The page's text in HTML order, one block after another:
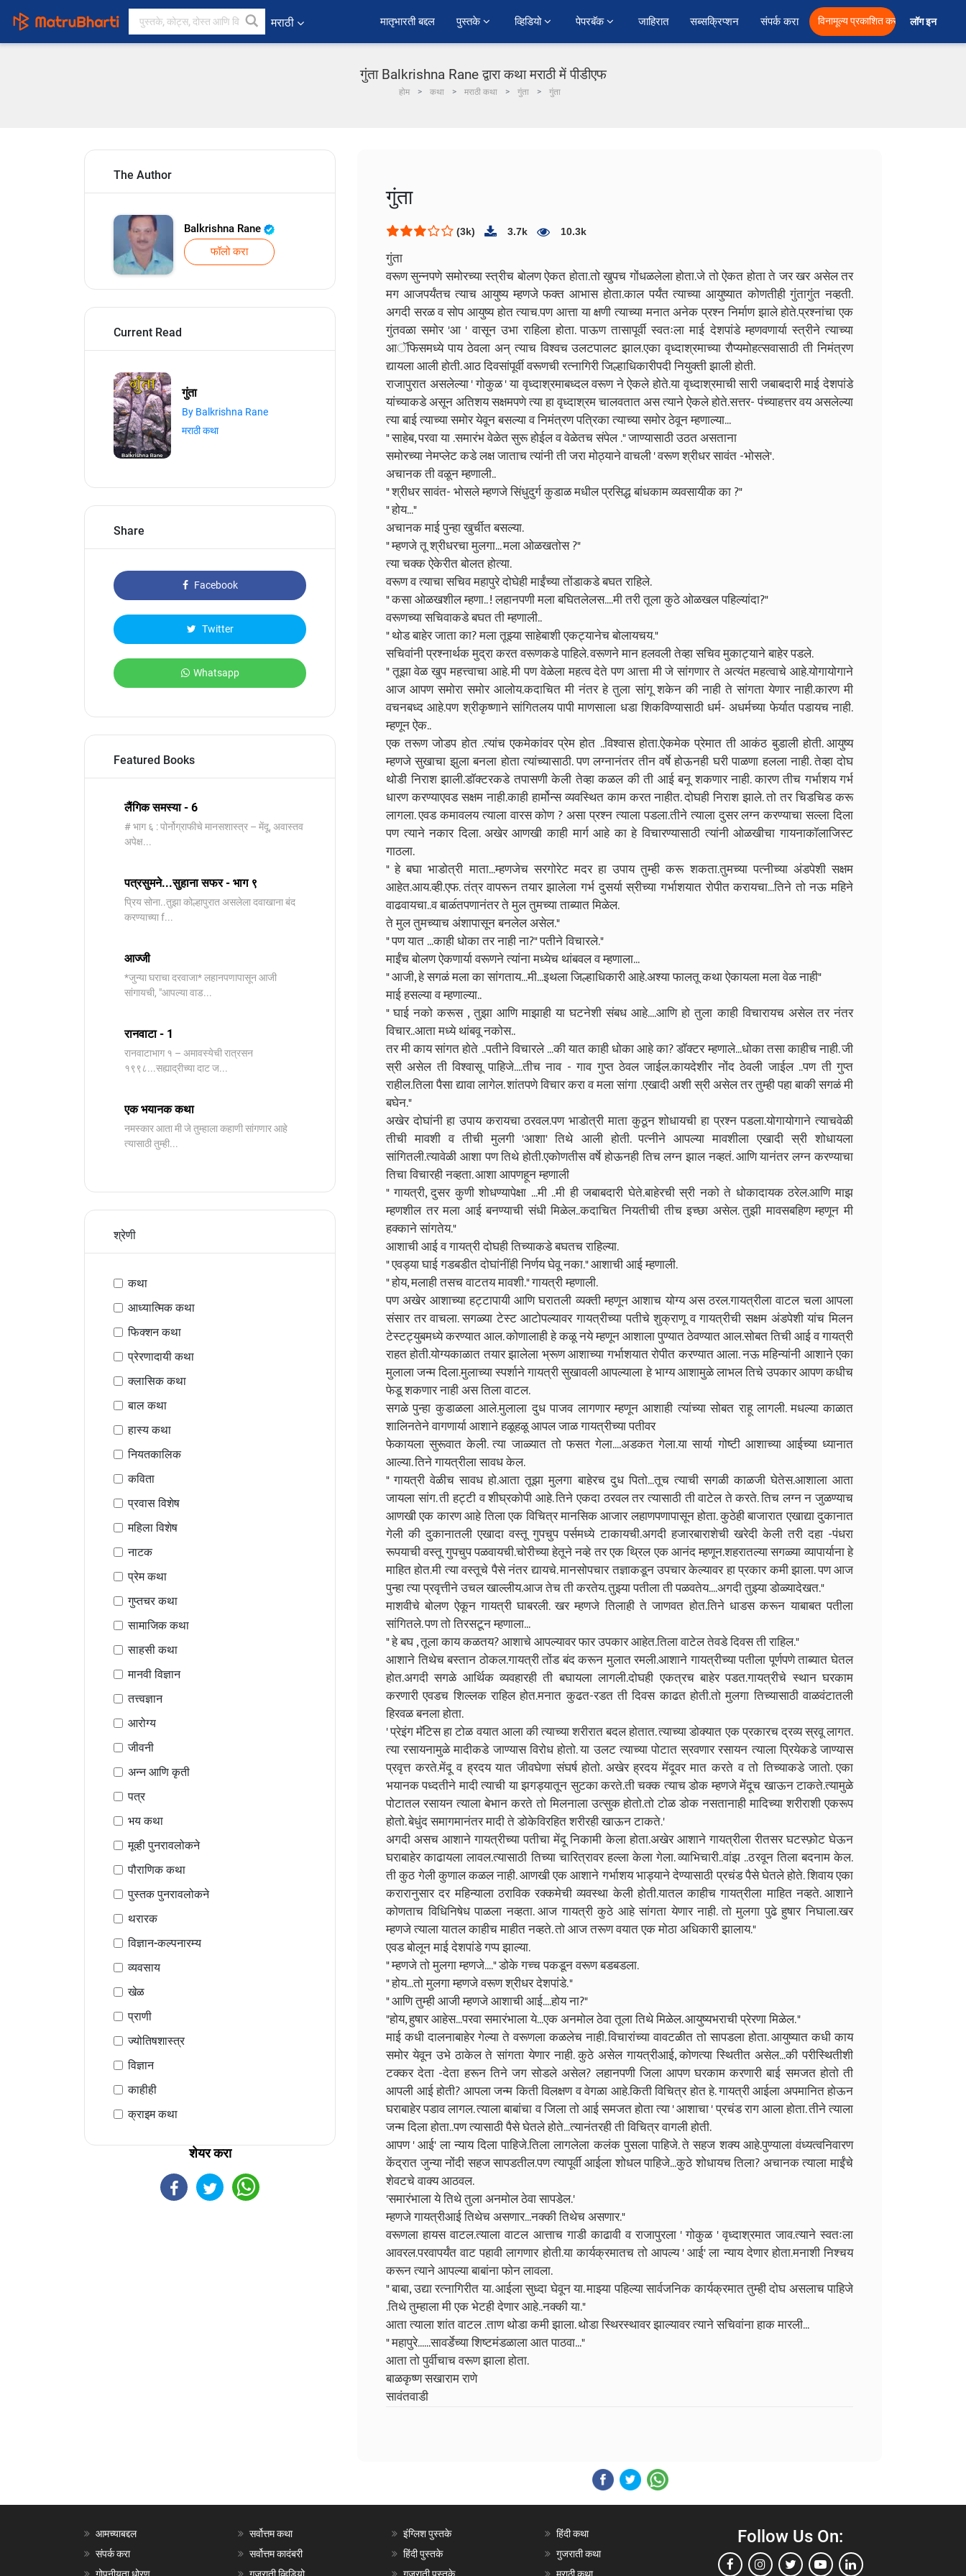
मराठी ﻿मातृभारती बद्दल पुस्तके व्हिडियो पेपरबॅक जाहिरात सब्सक्रिप्शन संपर्क करा विनामूल्य प्रकाशित करा लॉग इन
गुंता Balkrishna Rane द्वारा कथा मराठी में पीडीएफ
होम कथा मराठी कथा गुंता गुंता
The Author
Balkrishna Rane
फॉलो करा
Current Read
गुंता
By Balkrishna Rane
मराठी कथा
Share
Facebook
Twitter
Whatsapp
Featured Books
लैंगिक समस्या - 6
# भाग ६ : पोर्नोग्राफीचे मानसशास्त्र – मेंदू, अवास्तव
अपेक्ष...
पत्रसुमने...सुहाना सफर - भाग ९
प्रिय सोना..तुझा कोल्हापुरात असलेला दवाखाना बंद
करण्याच्या f...
आज्जी
*जुन्या घराचा दरवाजा* लहानपणापासून आजी
सांगायची, "आपल्या वाड...
रानवाटा - 1
रानवाटाभाग १ – अमावस्येची रात्रसन
१९९८...सह्याद्रीच्या दाट ज...
एक भयानक कथा
नमस्कार आता मी जे तुम्हाला कहाणी सांगणार आहे
त्यासाठी तुम्ही...
श्रेणी
कथा
आध्यात्मिक कथा
फिक्शन कथा
प्रेरणादायी कथा
क्लासिक कथा
बाल कथा
हास्य कथा
नियतकालिक
कविता
प्रवास विशेष
महिला विशेष
नाटक
प्रेम कथा
गुप्तचर कथा
सामाजिक कथा
साहसी कथा
मानवी विज्ञान
तत्त्वज्ञान
आरोग्य
जीवनी
अन्न आणि कृती
पत्र
भय कथा
मूव्ही पुनरावलोकने
पौराणिक कथा
पुस्तक पुनरावलोकने
थरारक
विज्ञान-कल्पनारम्य
व्यवसाय
खेळ
प्राणी
ज्योतिषशास्त्र
विज्ञान
काहीही
क्राइम कथा
शेयर करा
गुंता
(3k) 3.7k 10.3k
गुंता
वरूण सुन्नपणे समोरच्या स्त्रीच बोलण ऐकत होता.तो खुपच गोंधळलेला होता.जे तो ऐकत होता ते जर खर असेल तर
मग आजपर्यंतच त्याच आयुष्य म्हणजे फक्त आभास होता.काल पर्यंत त्याच्या आयुष्यात कोणतीही गुंतागुंत नव्हती.
अगदी सरळ व सोप आयुष्य होत त्याच.पण आत्ता या क्षणी त्याच्या मनात अनेक प्रश्न निर्माण झाले होते.प्रश्नांचा एक
गुंतवळा समोर 'आ ' वासून उभा राहिला होता. पाऊण तासापूर्वी स्वतःला माई देशपांडे म्हणवणार्या स्त्रीने त्याच्या
आॅफिसमध्ये पाय ठेवला अन् त्याच विश्वच उलटपालट झाल.एका वृध्दाश्रमाच्या रौप्यमोहत्सवासाठी ती निमंत्रण
द्यायला आली होती. आठ दिवसांपूर्वी वरूणची रत्नागिरी जिल्हाधिकारीपदी नियुक्ती झाली होती.
राजापुरात असलेल्या ' गोकुळ ' या वृध्दाश्रमाबध्दल वरूण ने ऐकले होते.या वृध्दाश्रमाची सारी जबाबदारी माई देशपांडे
यांच्याकडे असून अतिशय सक्षमपणे त्या हा वृध्दाश्रम चालवतात अस त्याने ऐकले होते.सत्तर- पंच्याहत्तर वय असलेल्या
त्या बाई त्याच्या समोर येवून बसल्या व निमंत्रण पत्रिका त्याच्या समोर ठेवून म्हणाल्या...
" साहेब, परवा या .समारंभ वेळेत सुरू होईल व वेळेतच संपेल ." जाण्यासाठी उठत असताना
समोरच्या नेमप्लेट कडे लक्ष जाताच त्यांनी ती जरा मोठ्याने वाचली ' वरूण श्रीधर सावंत -भोसले'.
अचानक ती वळून म्हणाली..
" श्रीधर सावंत- भोसले म्हणजे सिंधुदुर्ग कुडाळ मधील प्रसिद्ध बांधकाम व्यवसायीक का ?"
" होय..."
अचानक माई पुन्हा खुर्चीत बसल्या.
" म्हणजे तू श्रीधरचा मुलगा... मला ओळखतोस ?"
त्या चक्क ऐकेरीत बोलत होत्या.
वरूण व त्याचा सचिव महापुरे दोघेही माईंच्या तोंडाकडे बघत राहिले.
" कसा ओळखशील म्हणा.. ! लहानपणी मला बघितलेलस....मी तरी तूला कुठे ओळखल पहिल्यांदा?"
वरूणच्या सचिवाकडे बघत ती म्हणाली..
" थोड बाहेर जाता का? मला तूझ्या साहेबाशी एकट्यानेच बोलायचय."
सचिवांनी प्रश्नार्थक मुद्रा करत वरूणकडे पाहिले. वरूणने मान हलवली तेव्हा सचिव मुकाट्याने बाहेर पडले.
" तूझा वेळ खुप महत्त्वाचा आहे. मी पण वेळेला महत्व देते पण आत्ता मी जे सांगणार ते अत्यंत महत्वाचे आहे.योगायोगाने
आज आपण समोरा समोर आलोय.कदाचित मी नंतर हे तुला सांगू शकेन की नाही ते सांगता येणार नाही.कारण मी
वचनबध्द आहे.पण श्रीकृष्णाने सांगितलय पापी माणसाला धडा शिकविण्यासाठी धर्म- अधर्मच्या फेर्यात पडायच नाही.
म्हणून ऐक..
एक तरूण जोडप होत .त्यांच एकमेकांवर प्रेम होत ..विश्वास होता.ऐकमेक प्रेमात ती आकंठ बुडाली होती. आयुष्य
म्हणजे सुखाचा झुला बनला होता त्यांच्यासाठी. पण लग्नानंतर तीन वर्षे होऊनही घरी पाळणा हलला नाही. तेव्हा दोघ
थोडी निराश झाली.डाॅक्टरकडे तपासणी केली तेव्हा कळल की ती आई बनू शकणार नाही. कारण तीच गर्भाशय गर्भ
धारण करण्याएवड सक्षम नाही.काही हार्मोन्स व्यवस्थित काम करत नाहीत. दोघही निराश झाले. तो तर चिडचिड करू
लागला. एवड कमावलय त्याला वारस कोण ? असा प्रश्न त्याला पडला.तीने त्याला दुसर लग्न करण्याचा सल्ला दिला
पण त्याने नकार दिला. अखेर आणखी काही मार्ग आहे का हे विचारण्यासाठी त्यांनी ओळखीचा गायनाकाॅलाजिस्ट
गाठला.
" हे बघा भाडोत्री माता...म्हणजेच सरगोरेट मदर हा उपाय तुम्ही करू शकता.तुमच्या पत्नीच्या अंडपेशी सक्षम
आहेत.आय.व्ही.एफ. तंत्र वापरून तयार झालेला गर्भ दुसर्या स्रीच्या गर्भाशयात रोपीत करायचा...तिने तो नऊ महिने
वाढवायचा..व बाळ॔तपणानंतर ते मुल तुमच्या ताब्यात मिळेल.
ते मुल तुमच्याच अंशापासून बनलेल असेल."
" पण यात ...काही धोका तर नाही ना?" पतीने विचारले."
माईंच बोलण ऐकणार्या वरूणने त्यांना मध्येच थांबवल व म्हणाला...
" आजी, हे सगळं मला का सांगताय...मी...इथला जिल्हाधिकारी आहे.अश्या फालतू कथा ऐकायला मला वेळ नाही"
माई हसल्या व म्हणाल्या..
" घाई नको करूस , तुझा आणि माझाही या घटनेशी संबध आहे....आणि हो तुला काही विचारायच असेल तर नंतर
विचार..आता मध्ये थांबवू नकोस..
तर मी काय सांगत होते ..पतीने विचारले ...की यात काही धोका आहे का? डाॅक्टर म्हणाले...धोका तसा काहीच नाही. जी
स्री असेल ती विश्वासू पाहिजे....तीच नाव - गाव गुप्त ठेवल जाईल.कायदेशीर नोंद ठेवली जाईल ..पण ती गुप्त
राहील.तिला पैसा द्यावा लागेल. शांतपणे विचार करा व मला सांगा .एखादी अशी स्री असेल तर तुम्ही पहा बाकी सगळं मी
बघेन."
अखेर दोघांनी हा उपाय करायचा ठरवल.पण भाडोत्री माता कुठून शोधायची हा प्रश्न पडला.योगायोगाने त्याचवेळी
तीची मावशी व तीची मुलगी 'आशा' तिथे आली होती. पत्नीने आपल्या मावशीला एखादी स्री शोधायला
सांगितली.त्यावेळी आशा पण तिथे होती.एकोणतीस वर्षे होऊनही तिच लग्न झाल नव्हतं. आणि यानंतर लग्न करण्याचा
तिचा विचारही नव्हता. आशा आपणहून म्हणाली
" गायत्री, दुसर कुणी शोधण्यापेक्षा ...मी ..मी ही जबाबदारी घेते.बाहेरची स्री नको ते धोकादायक ठरेल.आणि माझ
म्हणशील तर मला आई बनण्याची संधी मिळेल..कदाचित नियतीची तीच इच्छा असेल. तुझी मावसबहिण म्हणून मी
हक्काने सांगतेय."
आशाची आई व गायत्री दोघही तिच्याकडे बघतच राहिल्या.
" एवड्या घाई गडबडीत दोघांनींही निर्णय घेवू नका." आशाची आई म्हणाली.
" होय, मलाही तसच वाटतय मावशी." गायत्री म्हणाली.
पण अखेर आशाच्या हट्टापायी आणि घरातली व्यक्ती म्हणून आशाच योग्य अस ठरल.गायत्रीला वाटल चला आपला
संसार तर वाचला. सगळ्या टेस्ट आटोपल्यावर गायत्रीच्या पतीचे शुक्राणू व गायत्रीची सक्षम अंडपेशी यांच मिलन
टेस्टट्युबमध्ये करण्यात आल. कोणालाही हे कळू नये म्हणून आशाला पुण्यात ठेवण्यात आल.सोबत तिची आई व गायत्री
राहत होती.योग्यकाळात तयार झालेला भ्रूण आशाच्या गर्भाशयात रोपीत करण्यात आला. नऊ महिन्यांनी आशाने एका
मुलाला जन्म दिला.मुलाच्या स्पर्शाने गायत्री सुखावली आपल्याला हे भाग्य आशामुळे लाभल तिचे उपकार आपण कधीच
फेडू शकणार नाही अस तिला वाटल.
सगळे पुन्हा कुडाळला आले.मुलाला दुध पाजव लागणार म्हणून आशाही त्यांच्या सोबत राहू लागली. मधल्या काळात
शालिनतेने वागणार्या आशाने हळूहळू आपल जाळ गायत्रीच्या पतीवर
फेकायला सुरूवात केली. त्या जाळ्यात तो फसत गेला....अडकत गेला.या सार्या गोष्टी आशाच्या आईच्या ध्यानात
आल्या. तिने गायत्रीला सावध केल.
" गायत्री वेळीच सावध हो.आता तूझा मुलगा बाहेरच दुध पितो...तूच त्याची सगळी काळजी घेतेस.आशाला आता
जायला सांग. ती हट्टी व शीघ्रकोपी आहे. तिने एकदा ठरवल तर त्यासाठी ती वाटेल ते करते. तिच लग्न न जुळण्याच
आणखी एक कारण आहे तिला एक विचित्र मानसिक आजार लहाणपणापासून होता. कुठेही बाजारात एखाद्या दुकानात
गेली की दुकानातली एखादा वस्तू गुपचुप पर्समध्ये टाकायची.अगदी हजारबाराशेची खरेदी केली तरी दहा -पंधरा
रूपयाची वस्तू गुपचुप पळवायची.चोरीच्या हेतूने नव्हे तर एक थ्रिल एक आनंद म्हणून.शहरातल्या सगळ्या व्यापार्याना हे
माहित होत.मी त्या वस्तूचे पैसे नंतर द्यायचे. मानसोपचार तज्ञाकडून उपचार केल्यावर हा प्रकार कमी झाला. पण आज
पुन्हा त्या प्रवृत्तीने उचल खाल्लीय.आज तेच ती करतेय. तुझ्या पतीला ती पळवतेय....अगदी तुझ्या डोळ्यादेखत."
माशवीचे बोलण ऐकून गायत्री घाबरली. खर म्हणजे तिलाही ते जाणवत होत.तिने धाडस करून याबाबत पतीला
सांगितले. पण तो तिरसटून म्हणाला...
" हे बघ , तूला काय कळतय? आशाचे आपल्यावर फार उपकार आहेत.तिला वाटेल तेवडे दिवस ती राहिल."
आशाने तिथेच बस्तान ठोकल.गायत्री तोंड बंद करून मुलात रमली.आशाने गायत्रीच्या पतीला पूर्णपणे ताब्यात घेतल
होत.अगदी सगळे आर्थिक व्यवहारही ती बघायला लागली.दोघही एकत्रच बाहेर पडत.गायत्रीचे स्थान घरकाम
करणारी एवडच शिल्लक राहिल होत.मनात कुढत-रडत ती दिवस काढत होती.तो मुलगा तिच्यासाठी वाळवंटातली
हिरवळ बनला होता.
' प्रेइंग मॅटिस हा टोळ वयात आला की त्याच्या शरीरात बदल होतात. त्याच्या डोक्यात एक प्रकारच द्रव्य स्रवू लागत.
त्या रसायनामुळे मादीकडे जाण्यास विरोध होतो. या उलट त्याच्या पोटात स्रवणार रसायन त्याला प्रियेकडे जाण्यास
प्रवृत्त करते.मेंदू व ह्रदय यात जीवघेणा संघर्ष होतो. अखेर ह्रदय मेंदूवर मात करते व तो तिच्याकडे जातो. एका
भयानक पध्दतीने मादी त्याची या झगड्यातून सुटका करते.ती चक्क त्याच डोक म्हणजे मेंदूच खाऊन टाकते.त्यामुळे
पोटातल रसायन त्याला बेभान करते तो मिलनाला उत्सुक होतो.तो टोळ डोक नसतानाही मादिच्या शरीराशी एकरूप
होतो. बेधुंद समागमानंतर मादी ते डोकेविरहित शरीरही खाऊन टाकते.'
अगदी असच आशाने गायत्रीच्या पतीचा मेंदू निकामी केला होता.अखेर आशाने गायत्रीला रीतसर घटस्फ़ोट घेऊन
घराबाहेर काढायला लावल.त्यासाठी तिच्या चारित्रावर हल्ला केला गेला. व्याभिचारी..वांझ ..ठरवून तिला बदनाम केल.
ती कुठ गेली कुणाल कळल नाही. आणखी एक आशाने गर्भाशय भाड्याने देण्यासाठी प्रचंड पैसे घेतले होते. शिवाय एका
करारानुसार दर महिन्याला ठराविक रक्कमेची व्यवस्था केली होती.यातल काहीच गायत्रीला माहित नव्हते. आशाने
कोणताच विधिनिषेध पाळला नव्हता. आज गायत्री कुठे आहे सांगता येणार नाही. तो मुलगा पुढे हुषार निघाला.खर
म्हणजे त्याला यातल काहीच माहीत नव्हते. तो आज तरूण वयात एक मोठा अधिकारी झालाय."
एवड बोलून माई देशपांडे गप्प झाल्या.
" म्हणजे तो मुलगा म्हणजे...." डोके गच्च पकडून वरूण बडबडला.
" होय...तो मुलगा म्हणजे वरूण श्रीधर देशपांडे. "
" आणि तुम्ही आजी म्हणजे आशाची आई....होय ना?"
"होय, हुषार आहेस...परवा समारंभाला ये...एक अनमोल ठेवा तूला तिथे मिळेल. आयुष्यभराची प्रेरणा मिळेल. "
माई कधी दालनाबाहेर गेल्या ते वरूणला कळलेच नाही. विचारांच्या वावटळीत तो सापडला होता. आयुष्यात कधी काय
समोर येवून उभे ठाकेल ते सांगता येणार नाही. कुठे असेल गायत्रीआई, कोणत्या स्थितीत असेल...की परीस्थितीशी
टक्कर देता -देता हरून तिने जग सोडले असेल? लहानपणी जिला आपण घरकाम करणारी बाई समजत होतो ती
आपली आई होती? आपला जन्म किती विलक्षण व वेगळा आहे.किती विचित्र होत हे. गायत्री आईला अपमानित होऊन
घराबाहेर पडाव लागल. त्याला बाबांचा व जिला तो आई समजत होता त्या ' आशाचा ' प्रचंड राग आला होता. तीने त्याला
जन्म दिला होता..पण त्यासाठी पैसे घेतले होते...त्यानंतरही ती विचित्र वागली होती.
आपण ' आई' ला न्याय दिला पाहिजे.तिला लागलेला कलंक पुसला पाहिजे. ते सहज शक्य आहे.पुण्याला वंध्यत्वनिवारण
केंद्रात जुन्या नोंदी सहज सापडतील.पण त्यापूर्वी आईला शोधल पाहिजे...कुठे शोधायच तिला? अचानक त्याला माईंचे
शेवटचे वाक्य आठवल.
'समारंभाला ये तिथे तुला अनमोल ठेवा सापडेल.'
म्हणजे गायत्रीआई तिथेच असणार...नक्की तिथेच असणार."
वरूणला हायस वाटल.त्याला वाटल आत्ताच गाडी काढावी व राजापुरला ' गोकुळ ' वृध्दाश्रमात जाव.त्याने स्वतःला
आवरल.परवापर्यंत वाट पहावी लागणार होती.या कार्यक्रमातच तो आपल्य ' आई' ला न्याय देणार होता.मनाशी निश्चय
करून त्याने आपल्या बाबांना फोन लावला.
" बाबा, उद्या रत्नागिरीत या. आईला सुध्दा घेवून या. माझ्या पहिल्या सार्वजनिक कार्यक्रमात तुम्ही दोघ असलाच पाहिजे
.तिथे तुम्हाला मी एक भेटही देणार आहे..नक्की या."
आता त्याला शांत वाटल .ताण थोडा कमी झाला. थोडा स्थिरस्थावर झाल्यावर त्याने सचिवांना हाक मारली...
" महापुरे......सावर्डेच्या शिष्टमंडळाला आत पाठवा..."
आता तो पुर्वीचाच वरूण झाला होता.
बाळकृष्ण सखाराम राणे
सावंतवाडी
आमच्याबद्दल
संपर्क करा
गोपनीयता धोरण
सर्वोत्तम कथा
सर्वोत्तम कादंबरी
गुजराती व्हिडियो
इंग्लिश पुस्तके
हिंदी पुस्तके
गुजराती पुस्तके
हिंदी कथा
गुजराती कथा
मराठी कथा
Follow Us On: